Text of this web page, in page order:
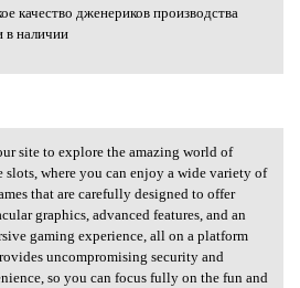
качество дженериков производства
в наличии
site to explore the
site to explore the amazing world of
slots, where you can enjoy a wide variety of
that are carefully designed to offer
graphics, advanced features, and an
gaming experience, all on a platform
uncompromising security and
so you can focus fully on the fun and